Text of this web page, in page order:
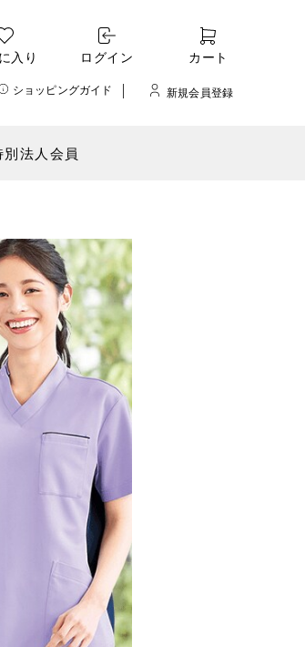
入り ログイン カート
ショッピングガイド 新規会員登録
別法人会員